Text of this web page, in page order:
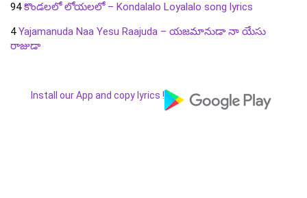
94 కొండలలో లోయలలో – Kondalalo Loyalalo song lyrics
4 Yajamanuda Naa Yesu Raajuda – యజమానుడా నా యేసు
రాజుడా
Install our App and copy lyrics !